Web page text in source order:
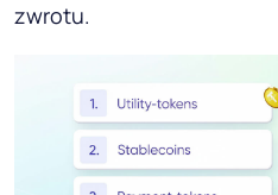
zwrotu.